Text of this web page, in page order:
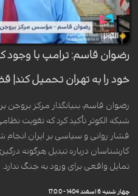
رضوان قاسم: ترامپ با وجود
خود را به تهران تحمیل کند|
رضوان قاسم، بنیانگذار مرکز بروجن
شبکه الکوثر تأکید کرد که تقویت
فشار روانی و سیاسی بر ایران انجام
کارشناسان درباره تبدیل هرگونه
تمایل واقعی برای ورود به جنگ ندارد.
چهار شنبه 6 اسفند 1404 - 17:0:0